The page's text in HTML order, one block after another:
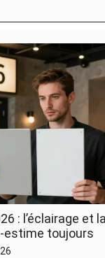
: l’éclairage et
estime toujours